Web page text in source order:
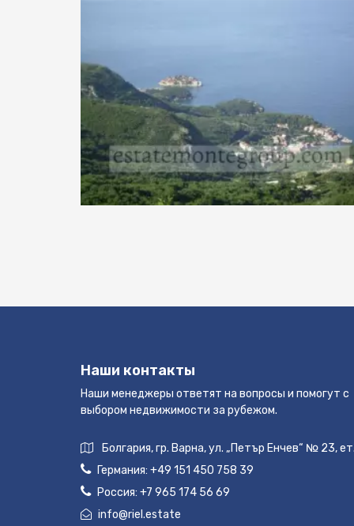
Наши контакты
Наши менеджеры ответят на вопросы и помогут с
выбором недвижимости за рубежом.
Болгария, гр. Варна, ул. „Петър Енчев“ № 23,
Германия: +49 151 450 758 39
Россия: +7 965 174 56 69
info@riel.estate